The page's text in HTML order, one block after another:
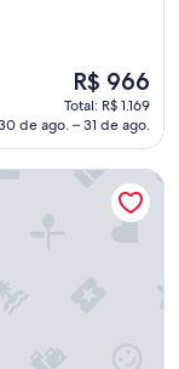
O
preço
é
R$ 966
Total: R$ 1.169
de ago. – 31 de ago.